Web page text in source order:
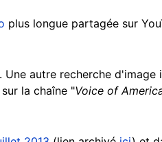
plus longue partagée sur
autre recherche d'image
la chaîne "Voice of